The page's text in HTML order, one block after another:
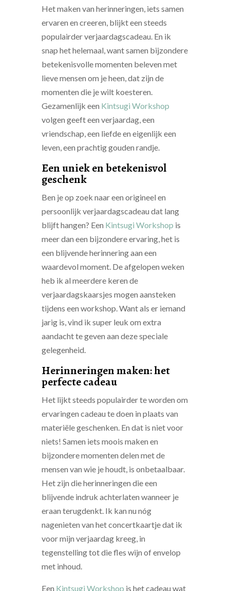
Het maken van herinneringen, iets samen
ervaren en creeren, blijkt een steeds
populairder verjaardagscadeau. En ik
snap het helemaal, want samen bijzondere
betekenisvolle momenten beleven met
lieve mensen om je heen, dat zijn de
momenten die je wilt koesteren.
Gezamenlijk een Kintsugi Workshop
volgen geeft een verjaardag, een
vriendschap, een liefde en eigenlijk een
leven, een prachtig gouden randje.
Een uniek en betekenisvol
geschenk
Ben je op zoek naar een origineel en
persoonlijk verjaardagscadeau dat lang
blijft hangen? Een Kintsugi Workshop is
meer dan een bijzondere ervaring, het is
een blijvende herinnering aan een
waardevol moment. De afgelopen weken
heb ik al meerdere keren de
verjaardagskaarsjes mogen aansteken
tijdens een workshop. Want als er iemand
jarig is, vind ik super leuk om extra
aandacht te geven aan deze speciale
gelegenheid.
Herinneringen maken: het
perfecte cadeau
Het lijkt steeds populairder te worden om
ervaringen cadeau te doen in plaats van
materiële geschenken. En dat is niet voor
niets! Samen iets moois maken en
bijzondere momenten delen met de
mensen van wie je houdt, is onbetaalbaar.
Het zijn die herinneringen die een
blijvende indruk achterlaten wanneer je
eraan terugdenkt. Ik kan nu nóg
nagenieten van het concertkaartje dat ik
voor mijn verjaardag kreeg, in
tegenstelling tot die fles wijn of envelop
met inhoud.
Een Kintsugi Workshop is het cadeau wat